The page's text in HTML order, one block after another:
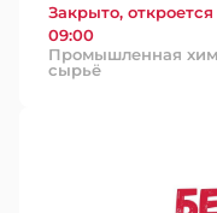
Закрыто,
09:00
Промышленная
сырьё